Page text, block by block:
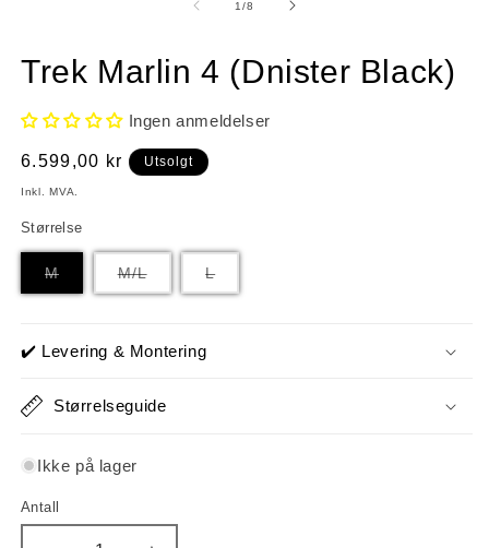
1/av
8
Trek Marlin 4 (Dnister Black)
Ingen anmeldelser
Vanlig
pris
6.599,00 kr Utsolgt
Inkl. MVA.
Størrelse
MVarianten
utsolgt
M/LVarianten
er
utsolgt
LVarianten
er
utsolgt
✔️ Levering & Montering
Størrelseguide
Ikke på lager
Antall
Antall